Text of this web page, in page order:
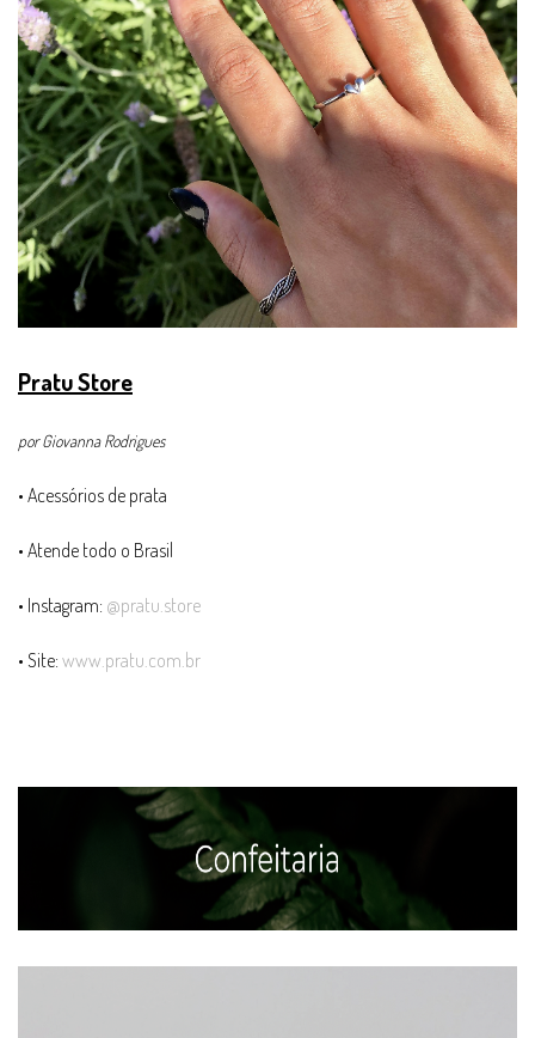
Pratu Store
por Giovanna Rodrigues
• Acessórios de prata
• Atende todo o Brasil
• Instagram: @pratu.store
• Site: www.pratu.com.br